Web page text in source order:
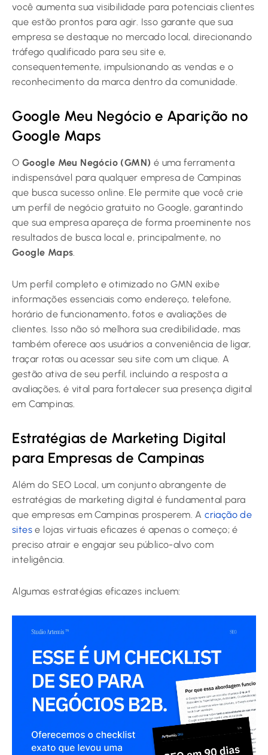
você aumenta sua visibilidade para potenciais clientes
que estão prontos para agir. Isso garante que sua
empresa se destaque no mercado local, direcionando
tráfego qualificado para seu site e,
consequentemente, impulsionando as vendas e o
reconhecimento da marca dentro da comunidade.
Google Meu Negócio e Aparição no
Google Maps
O Google Meu Negócio (GMN) é uma ferramenta
indispensável para qualquer empresa de Campinas
que busca sucesso online. Ele permite que você crie
um perfil de negócio gratuito no Google, garantindo
que sua empresa apareça de forma proeminente nos
resultados de busca local e, principalmente, no
Google Maps
Um perfil completo e otimizado no GMN exibe
informações essenciais como endereço, telefone,
horário de funcionamento, fotos e avaliações de
clientes. Isso não só melhora sua credibilidade, mas
também oferece aos usuários a conveniência de ligar,
traçar rotas ou acessar seu site com um clique. A
gestão ativa de seu perfil, incluindo a resposta a
avaliações, é vital para fortalecer sua presença digital
em Campinas.
Estratégias de Marketing Digital
para Empresas de Campinas
Além do SEO Local, um conjunto abrangente de
estratégias de marketing digital é fundamental para
que empresas em Campinas prosperem. Acriação de
sites e lojas virtuais eficazes é apenas o começo; é
preciso atrair e engajar seu público-alvo com
inteligência.
Algumas estratégias eficazes incluem: